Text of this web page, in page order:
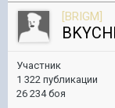
[BRIGM]
Участник
1 322 публикации
26 234 боя